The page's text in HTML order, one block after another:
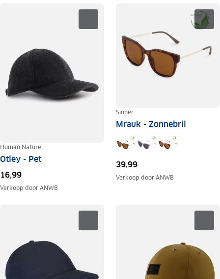
Human Nature
Otley - Pet
16,99
Verkoop doorANWB
Sinner
Mrauk - Zonnebril
39,99
Verkoop doorANWB